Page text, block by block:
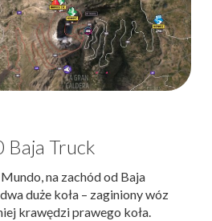
Baja Truck
na zachód od Baja
duże koła – zaginiony wóz
krawędzi prawego koła.